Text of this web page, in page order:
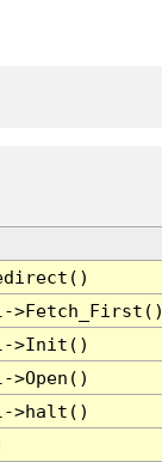
>Init()
>Open()
>halt()